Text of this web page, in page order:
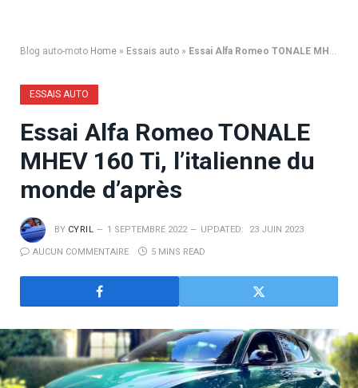
Blog auto-moto Home » Essais auto » Essai Alfa Romeo TONALE MHEV 160 Ti, l’italienne du monde d’après
ESSAIS AUTO
Essai Alfa Romeo TONALE
MHEV 160 Ti, l’italienne du
monde d’après
BY CYRIL 1 SEPTEMBRE 2022 UPDATED: 23 JUIN 2023
AUCUN COMMENTAIRE 5 MINS READ